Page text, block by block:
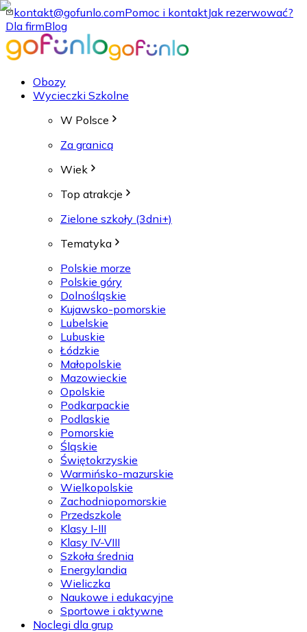
kontakt@gofunlo.comPomoc i kontaktJak rezerwować?
Dla firmBlog
Obozy
Wycieczki Szkolne
W Polsce
Za granicą
Wiek
Top atrakcje
Zielone szkoły (3dni+)
Tematyka
Polskie morze
Polskie góry
Dolnośląskie
Kujawsko-pomorskie
Lubelskie
Lubuskie
Łódzkie
Małopolskie
Mazowieckie
Opolskie
Podkarpackie
Podlaskie
Pomorskie
Śląskie
Świętokrzyskie
Warmińsko-mazurskie
Wielkopolskie
Zachodniopomorskie
Przedszkole
Klasy I-III
Klasy IV-VIII
Szkoła średnia
Energylandia
Wieliczka
Naukowe i edukacyjne
Sportowe i aktywne
Noclegi dla grup